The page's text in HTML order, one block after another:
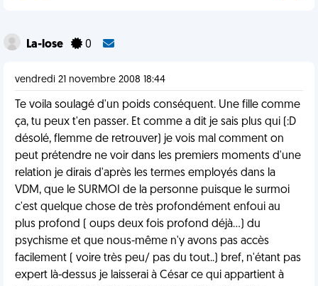
La-lose 0
vendredi 21 novembre 2008 18:44
Te voila soulagé d'un poids conséquent. Une fille comme
ça, tu peux t'en passer. Et comme a dit je sais plus qui (:D
désolé, flemme de retrouver) je vois mal comment on
peut prétendre ne voir dans les premiers moments d'une
relation je dirais d'après les termes employés dans la
VDM, que le SURMOI de la personne puisque le surmoi
c'est quelque chose de très profondément enfoui au
plus profond ( oups deux fois profond déjà...) du
psychisme et que nous-même n'y avons pas accès
facilement ( voire très peu/ pas du tout..) bref, n'étant pas
expert là-dessus je laisserai à César ce qui appartient à